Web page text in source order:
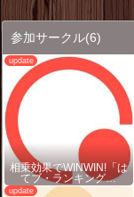
参加サークル(6)
相乗効果でWINWIN!「は
てブ・ランキング…